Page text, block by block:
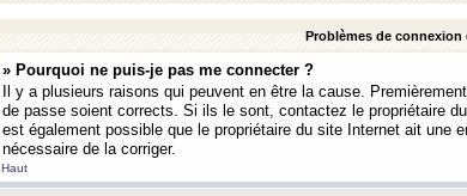
Problèmes de connexion
» Pourquoi ne puis-je pas me connecter ?
Il y a plusieurs raisons qui peuvent en être la cause.
de passe soient corrects. Si ils le sont, contactez le propriétaire
est également possible que le propriétaire du site Internet ait une
nécessaire de la corriger.
Haut